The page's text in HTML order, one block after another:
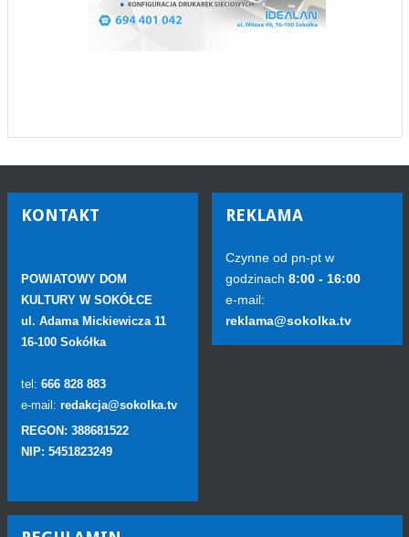
KONTAKT
POWIATOWY DOM
KULTURY W SOKÓŁCE
ul. Adama Mickiewicza 11
16-100 Sokółka
tel: 666 828 883
e-mail: redakcja@sokolka.tv
REGON: 388681522
NIP: 5451823249
REKLAMA
Czynne od pn-pt w
godzinach 8:00 - 16:00
e-mail:
reklama@sokolka.tv